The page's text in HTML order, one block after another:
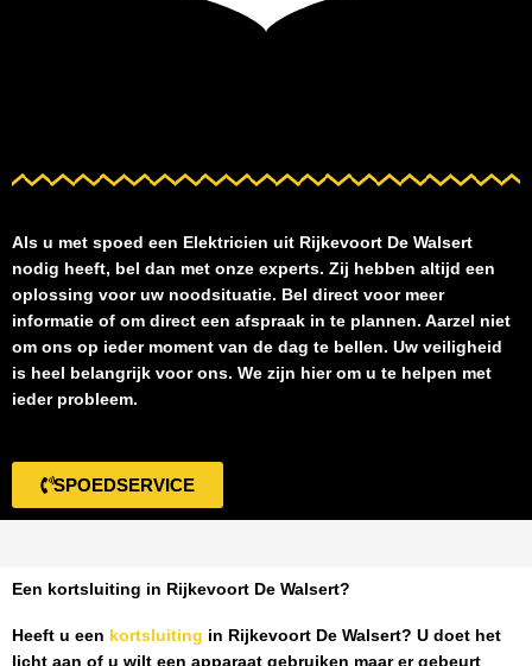
Als u met spoed een Elektricien uit Rijkevoort De Walsert
nodig heeft, bel dan met onze experts. Zij hebben altijd een
oplossing voor uw noodsituatie. Bel direct voor meer
informatie of om direct een afspraak in te plannen. Aarzel niet
om ons op ieder moment van de dag te bellen. Uw veiligheid
is heel belangrijk voor ons. We zijn hier om u te helpen met
ieder probleem.
SPOEDSERVICE
Een kortsluiting in Rijkevoort De Walsert?
Heeft u een kortsluiting in Rijkevoort De Walsert? U doet het
licht aan of u wilt een apparaat gebruiken maar er gebeurt